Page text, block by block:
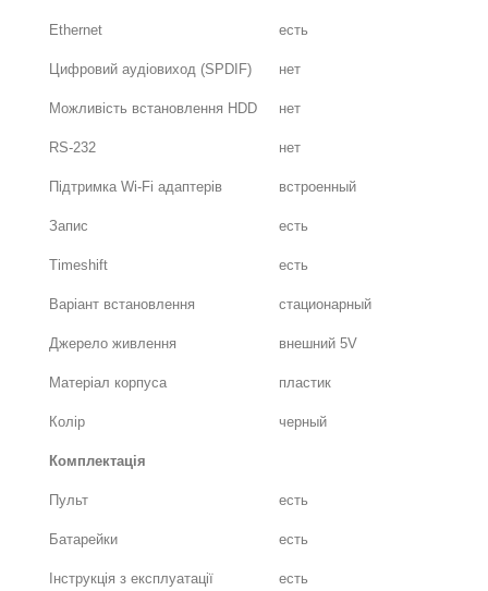
Ethernet есть
Цифровий аудіовиход (SPDIF) нет
Можливість встановлення HDD нет
RS-232 нет
Підтримка Wi-Fi адаптерів встроенный
Запис есть
Timeshift есть
Варіант встановлення стационарный
Джерело живлення внешний 5V
Матеріал корпуса пластик
Колір черный
Комплектація
Пульт есть
Батарейки есть
Інструкція з експлуатації есть